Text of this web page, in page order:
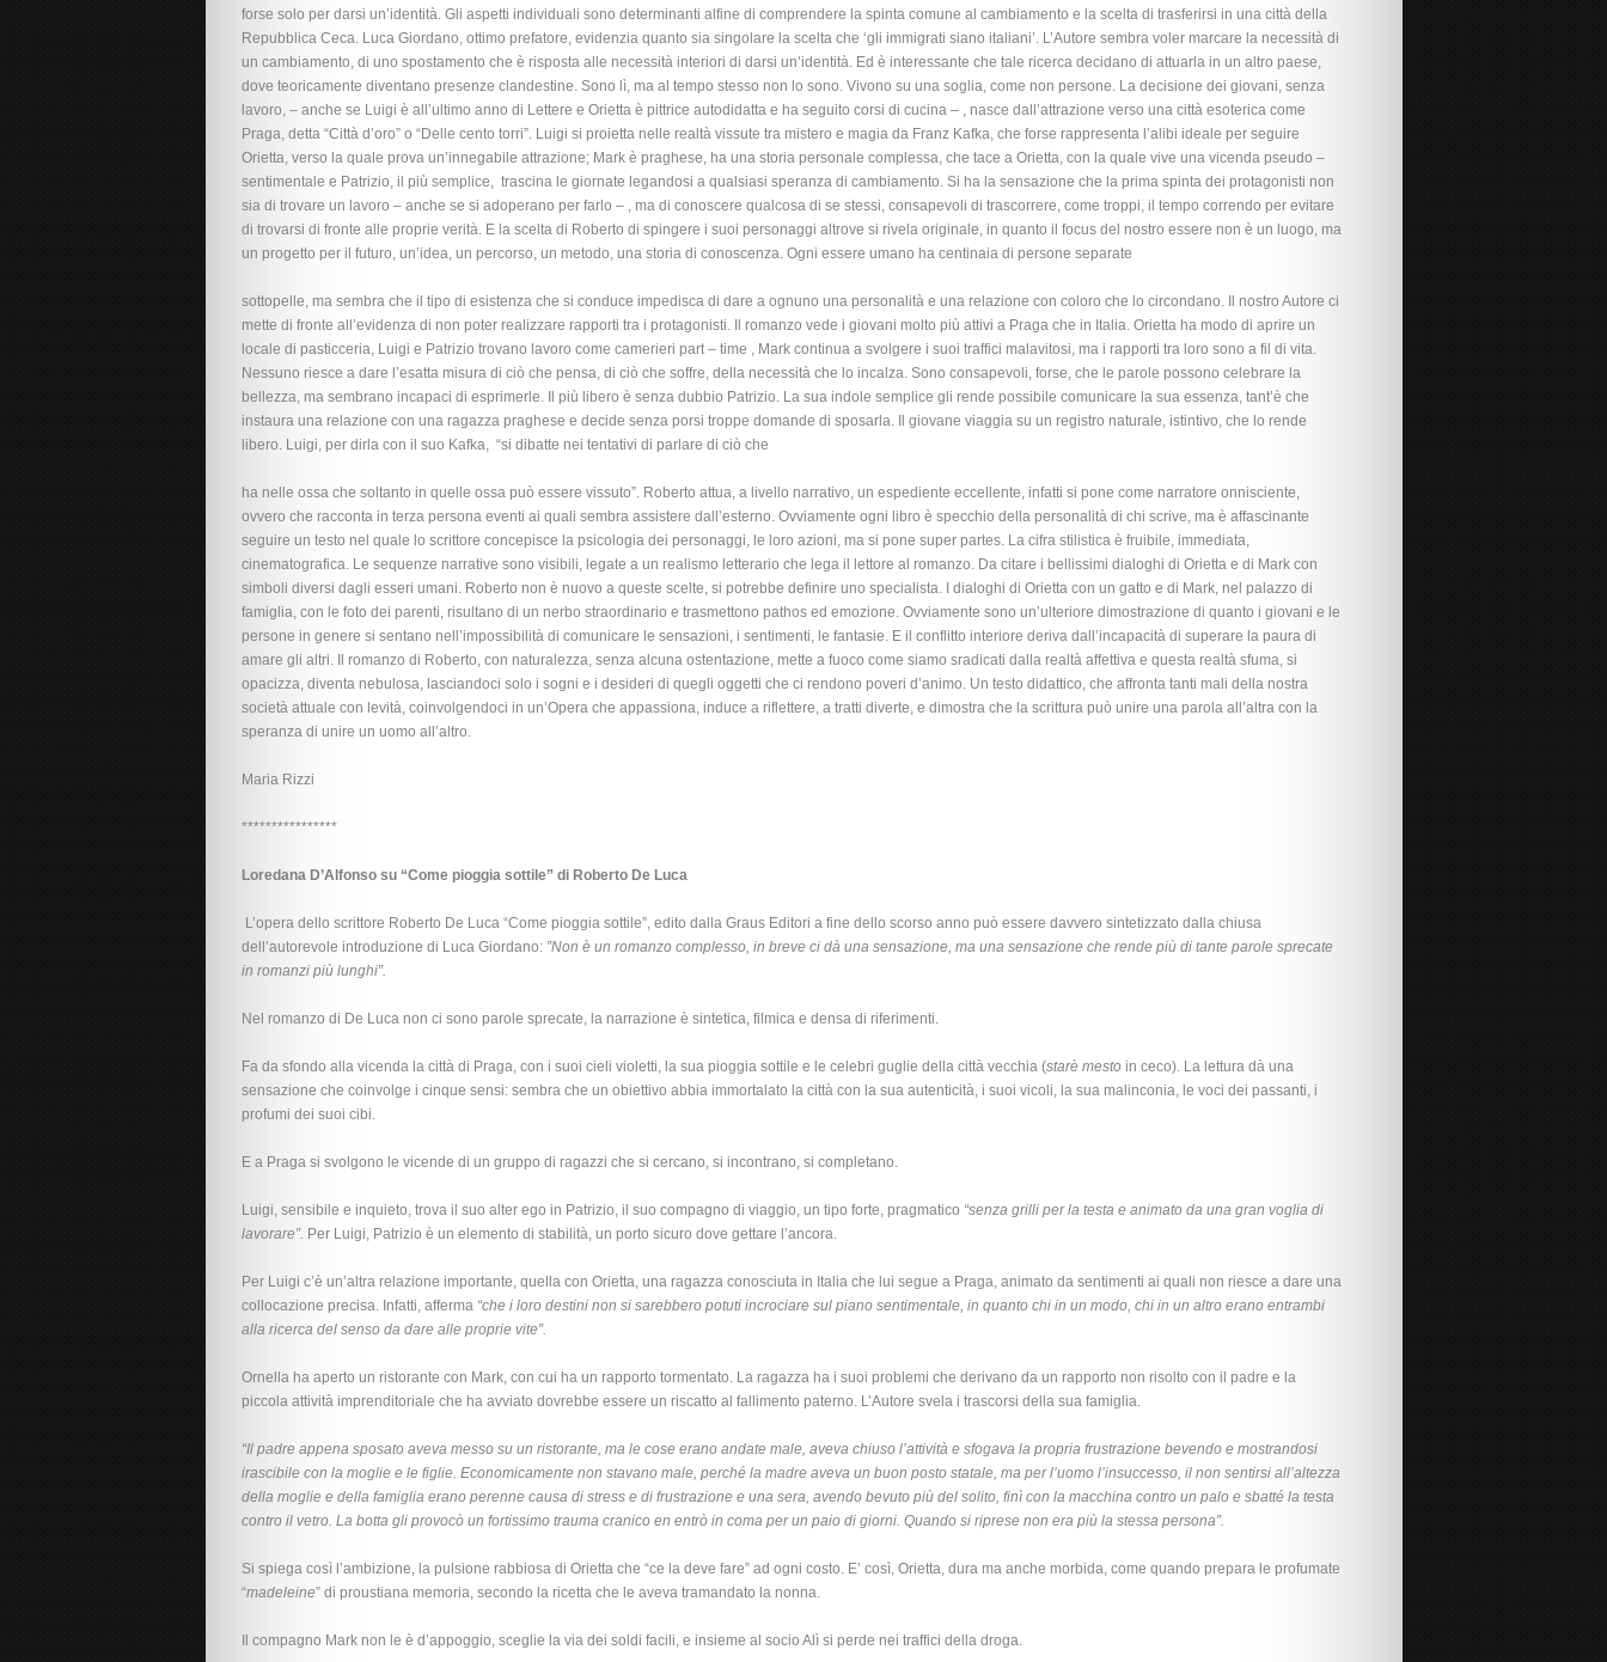
forse solo per darsi un’identità. Gli aspetti individuali sono determinanti alfine di comprendere la spinta comune al cambiamento e la scelta di trasferirsi in una città della
Repubblica Ceca. Luca Giordano, ottimo prefatore, evidenzia quanto sia singolare la scelta che ‘gli immigrati siano italiani’. L’Autore sembra voler marcare la necessità di
un cambiamento, di uno spostamento che è risposta alle necessità interiori di darsi un’identità. Ed è interessante che tale ricerca decidano di attuarla in un altro paese,
dove teoricamente diventano presenze clandestine. Sono lì, ma al tempo stesso non lo sono. Vivono su una soglia, come non persone. La decisione dei giovani, senza
lavoro, – anche se Luigi è all’ultimo anno di Lettere e Orietta è pittrice autodidatta e ha seguito corsi di cucina – , nasce dall’attrazione verso una città esoterica come
Praga, detta “Città d’oro” o “Delle cento torri”. Luigi si proietta nelle realtà vissute tra mistero e magia da Franz Kafka, che forse rappresenta l’alibi ideale per seguire
Orietta, verso la quale prova un’innegabile attrazione; Mark è praghese, ha una storia personale complessa, che tace a Orietta, con la quale vive una vicenda pseudo –
sentimentale e Patrizio, il più semplice, trascina le giornate legandosi a qualsiasi speranza di cambiamento. Si ha la sensazione che la prima spinta dei protagonisti non
sia di trovare un lavoro – anche se si adoperano per farlo – , ma di conoscere qualcosa di se stessi, consapevoli di trascorrere, come troppi, il tempo correndo per evitare
di trovarsi di fronte alle proprie verità. E la scelta di Roberto di spingere i suoi personaggi altrove si rivela originale, in quanto il focus del nostro essere non è un luogo, ma
un progetto per il futuro, un’idea, un percorso, un metodo, una storia di conoscenza. Ogni essere umano ha centinaia di persone separate
sottopelle, ma sembra che il tipo di esistenza che si conduce impedisca di dare a ognuno una personalità e una relazione con coloro che lo circondano. Il nostro Autore ci
mette di fronte all’evidenza di non poter realizzare rapporti tra i protagonisti. Il romanzo vede i giovani molto più attivi a Praga che in Italia. Orietta ha modo di aprire un
locale di pasticceria, Luigi e Patrizio trovano lavoro come camerieri part – time , Mark continua a svolgere i suoi traffici malavitosi, ma i rapporti tra loro sono a fil di vita.
Nessuno riesce a dare l’esatta misura di ciò che pensa, di ciò che soffre, della necessità che lo incalza. Sono consapevoli, forse, che le parole possono celebrare la
bellezza, ma sembrano incapaci di esprimerle. Il più libero è senza dubbio Patrizio. La sua indole semplice gli rende possibile comunicare la sua essenza, tant’è che
instaura una relazione con una ragazza praghese e decide senza porsi troppe domande di sposarla. Il giovane viaggia su un registro naturale, istintivo, che lo rende
libero. Luigi, per dirla con il suo Kafka, “si dibatte nei tentativi di parlare di ciò che
ha nelle ossa che soltanto in quelle ossa può essere vissuto”. Roberto attua, a livello narrativo, un espediente eccellente, infatti si pone come narratore onnisciente,
ovvero che racconta in terza persona eventi ai quali sembra assistere dall’esterno. Ovviamente ogni libro è specchio della personalità di chi scrive, ma è affascinante
seguire un testo nel quale lo scrittore concepisce la psicologia dei personaggi, le loro azioni, ma si pone super partes. La cifra stilistica è fruibile, immediata,
cinematografica. Le sequenze narrative sono visibili, legate a un realismo letterario che lega il lettore al romanzo. Da citare i bellissimi dialoghi di Orietta e di Mark con
simboli diversi dagli esseri umani. Roberto non è nuovo a queste scelte, si potrebbe definire uno specialista. I dialoghi di Orietta con un gatto e di Mark, nel palazzo di
famiglia, con le foto dei parenti, risultano di un nerbo straordinario e trasmettono pathos ed emozione. Ovviamente sono un’ulteriore dimostrazione di quanto i giovani e le
persone in genere si sentano nell’impossibilità di comunicare le sensazioni, i sentimenti, le fantasie. E il conflitto interiore deriva dall’incapacità di superare la paura di
amare gli altri. Il romanzo di Roberto, con naturalezza, senza alcuna ostentazione, mette a fuoco come siamo sradicati dalla realtà affettiva e questa realtà sfuma, si
opacizza, diventa nebulosa, lasciandoci solo i sogni e i desideri di quegli oggetti che ci rendono poveri d’animo. Un testo didattico, che affronta tanti mali della nostra
società attuale con levità, coinvolgendoci in un’Opera che appassiona, induce a riflettere, a tratti diverte, e dimostra che la scrittura può unire una parola all’altra con la
speranza di unire un uomo all’altro.
Maria Rizzi
****************
Loredana D’Alfonso su “Come pioggia sottile” di Roberto De Luca
L’opera dello scrittore Roberto De Luca “Come pioggia sottile”, edito dalla Graus Editori a fine dello scorso anno può essere davvero sintetizzato dalla chiusa
dell’autorevole introduzione di Luca Giordano: ”Non è un romanzo complesso, in breve ci dà una sensazione, ma una sensazione che rende più di tante parole sprecate
in romanzi più lunghi”.
Nel romanzo di De Luca non ci sono parole sprecate, la narrazione è sintetica, filmica e densa di riferimenti.
Fa da sfondo alla vicenda la città di Praga, con i suoi cieli violetti, la sua pioggia sottile e le celebri guglie della città vecchia (starè mesto in ceco). La lettura dà una
sensazione che coinvolge i cinque sensi: sembra che un obiettivo abbia immortalato la città con la sua autenticità, i suoi vicoli, la sua malinconia, le voci dei passanti, i
profumi dei suoi cibi.
E a Praga si svolgono le vicende di un gruppo di ragazzi che si cercano, si incontrano, si completano.
Luigi, sensibile e inquieto, trova il suo alter ego in Patrizio, il suo compagno di viaggio, un tipo forte, pragmatico “senza grilli per la testa e animato da una gran voglia di
lavorare”. Per Luigi, Patrizio è un elemento di stabilità, un porto sicuro dove gettare l’ancora.
Per Luigi c’è un’altra relazione importante, quella con Orietta, una ragazza conosciuta in Italia che lui segue a Praga, animato da sentimenti ai quali non riesce a dare una
collocazione precisa. Infatti, afferma “che i loro destini non si sarebbero potuti incrociare sul piano sentimentale, in quanto chi in un modo, chi in un altro erano entrambi
alla ricerca del senso da dare alle proprie vite”.
Ornella ha aperto un ristorante con Mark, con cui ha un rapporto tormentato. La ragazza ha i suoi problemi che derivano da un rapporto non risolto con il padre e la
piccola attività imprenditoriale che ha avviato dovrebbe essere un riscatto al fallimento paterno. L’Autore svela i trascorsi della sua famiglia.
“Il padre appena sposato aveva messo su un ristorante, ma le cose erano andate male, aveva chiuso l’attività e sfogava la propria frustrazione bevendo e mostrandosi
irascibile con la moglie e le figlie. Economicamente non stavano male, perché la madre aveva un buon posto statale, ma per l’uomo l’insuccesso, il non sentirsi all’altezza
della moglie e della famiglia erano perenne causa di stress e di frustrazione e una sera, avendo bevuto più del solito, finì con la macchina contro un palo e sbatté la testa
contro il vetro. La botta gli provocò un fortissimo trauma cranico en entrò in coma per un paio di giorni. Quando si riprese non era più la stessa persona”.
Si spiega così l’ambizione, la pulsione rabbiosa di Orietta che “ce la deve fare” ad ogni costo. E’ così, Orietta, dura ma anche morbida, come quando prepara le profumate
“madeleine” di proustiana memoria, secondo la ricetta che le aveva tramandato la nonna.
Il compagno Mark non le è d’appoggio, sceglie la via dei soldi facili, e insieme al socio Alì si perde nei traffici della droga.